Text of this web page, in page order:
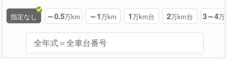
指定なし ～0.5万km ～1万km 1万km台 2万km台 3～4万